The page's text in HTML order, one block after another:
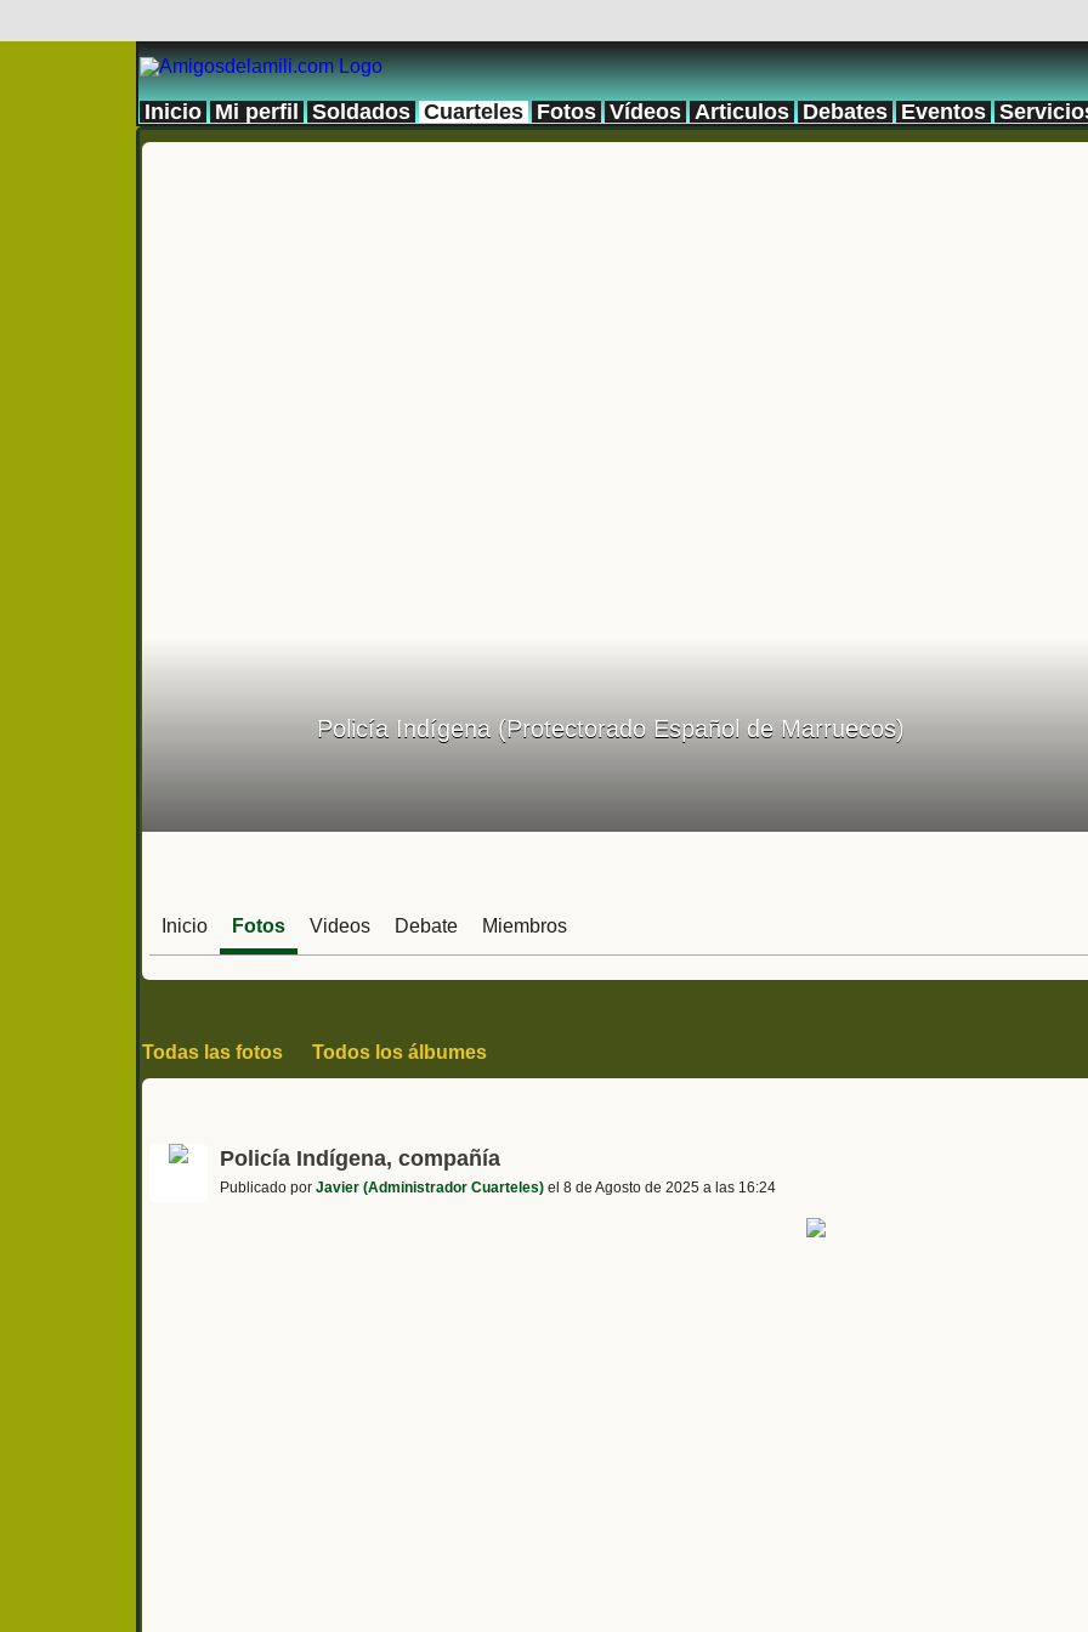
Inicio Mi perfil Soldados Cuarteles Fotos Vídeos Articulos Debates Eventos
Policía Indígena (Protectorado Español de Marruecos)
Inicio Fotos Videos Debate Miembros
Todas las fotos Todos los álbumes
Policía Indígena, compañía
Publicado por Javier (Administrador Cuarteles) el 8 de Agosto de 2025 a las 16:24